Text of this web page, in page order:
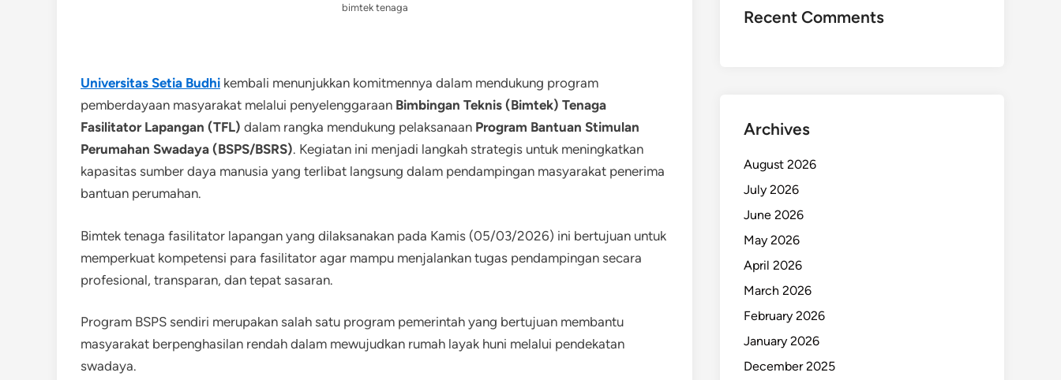
bimtek tenaga
Universitas Setia Budhi kembali menunjukkan komitmennya dalam mendukung program
pemberdayaan masyarakat melalui penyelenggaraan Bimbingan Teknis (Bimtek) Tenaga
Fasilitator Lapangan (TFL) dalam rangka mendukung pelaksanaan Program Bantuan Stimulan
Perumahan Swadaya (BSPS/BSRS). Kegiatan ini menjadi langkah strategis untuk meningkatkan
kapasitas sumber daya manusia yang terlibat langsung dalam pendampingan masyarakat penerima
bantuan perumahan.
Bimtek tenaga fasilitator lapangan yang dilaksanakan pada Kamis (05/03/2026) ini bertujuan untuk
memperkuat kompetensi para fasilitator agar mampu menjalankan tugas pendampingan secara
profesional, transparan, dan tepat sasaran.
Program BSPS sendiri merupakan salah satu program pemerintah yang bertujuan membantu
masyarakat berpenghasilan rendah dalam mewujudkan rumah layak huni melalui pendekatan
swadaya.
Recent Comments
Archives
August 2026
July 2026
June 2026
May 2026
April 2026
March 2026
February 2026
January 2026
December 2025